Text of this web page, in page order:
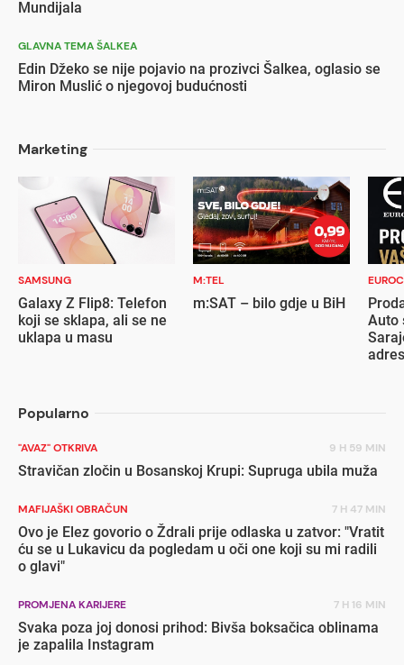
Mundijala
GLAVNA TEMA ŠALKEA
Edin Džeko se nije pojavio na prozivci Šalkea, oglasio se
Miron Muslić o njegovoj budućnosti
Marketing
SAMSUNG
Galaxy Z Flip8: Telefon
koji se sklapa, ali se ne
uklapa u masu
M:TEL
m:SAT – bilo gdje u BiH
Auto
Popularno
"AVAZ" OTKRIVA 9 H 59 MIN
Stravičan zločin u Bosanskoj Krupi: Supruga ubila muža
MAFIJAŠKI OBRAČUN 7 H 47 MIN
Ovo je Elez govorio o Ždrali prije odlaska u zatvor: "Vratit
ću se u Lukavicu da pogledam u oči one koji su mi radili
o glavi"
PROMJENA KARIJERE 7 H 16 MIN
Svaka poza joj donosi prihod: Bivša boksačica oblinama
je zapalila Instagram